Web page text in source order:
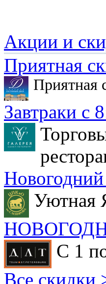
Акции и
Приятная
Приятная
Завтраки с
Уютная
С 1
Все скидки